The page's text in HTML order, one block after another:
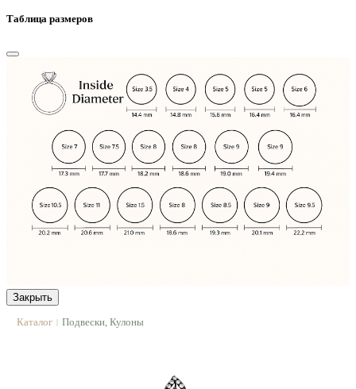
Таблица размеров
Закрыть
Каталог | Подвески, Кулоны